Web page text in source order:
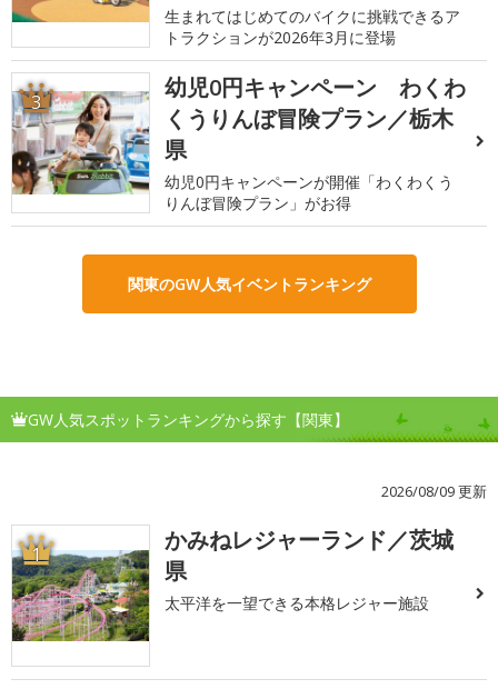
生まれてはじめてのバイクに挑戦できるア
トラクションが2026年3月に登場
3
幼児0円キャンペーン わくわ
くうりんぼ冒険プラン／栃木
県
幼児0円キャンペーンが開催「わくわくう
りんぼ冒険プラン」がお得
関東のGW人気イベントランキング
GW人気スポットランキングから探す【関東】
2026/08/09 更新
1
かみねレジャーランド／茨城
県
太平洋を一望できる本格レジャー施設